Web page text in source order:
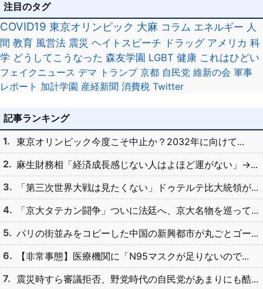
注目のタグ
COVID19 東京オリンピック 大麻 コラム エネルギー 人
間 教育 風営法 震災 ヘイトスピーチ ドラッグ アメリカ 科
学 どうしてこうなった 森友学園 LGBT 健康 これはひどい
フェイクニュース デマ トランプ 京都 自民党 維新の会 軍事
レポート 加計学園 産経新聞 消費税 Twitter
記事ランキング
東京オリンピック今度こそ中止か？2032年に向けて...
麻生財務相「経済成長感じない人はよほど運がない」→...
「第三次世界大戦は見たくない」ドゥテルテ比大統領が...
「京大タテカン闘争」ついに法廷へ、京大名物を巡って...
パリの街並みをコピーした中国の新興都市が丸ごとゴー...
【非常事態】医療機関に「N95マスクが足りないので...
震災時すら審議拒否、野党時代の自民党があまりにも酷...